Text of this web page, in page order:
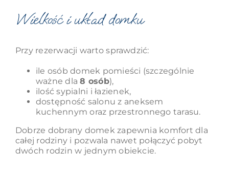
Wielkość i układ domku
Przy rezerwacji warto sprawdzić:
ile osób domek pomieści (szczególnie
ważne dla8 osób),
ilość sypialni i łazienek,
dostępność salonu z aneksem
kuchennym oraz przestronnego tarasu.
Dobrze dobrany domek zapewnia komfort dla
całej rodziny i pozwala nawet połączyć pobyt
dwóch rodzin w jednym obiekcie.